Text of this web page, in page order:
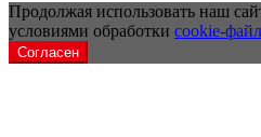
Продолжая использовать наш
условиями обработки cookie-
Согласен